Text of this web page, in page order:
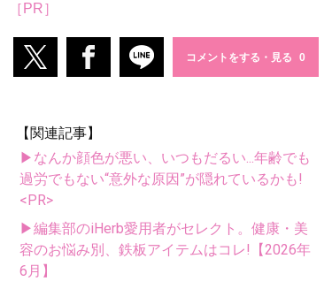
［PR］
コメントをする・見る
【関連記事】
▶なんか顔色が悪い、いつもだるい...年齢でも
過労でもない“意外な原因”が隠れているかも!
<PR>
▶編集部のiHerb愛用者がセレクト。健康・美
容のお悩み別、鉄板アイテムはコレ!【2026年
6月】